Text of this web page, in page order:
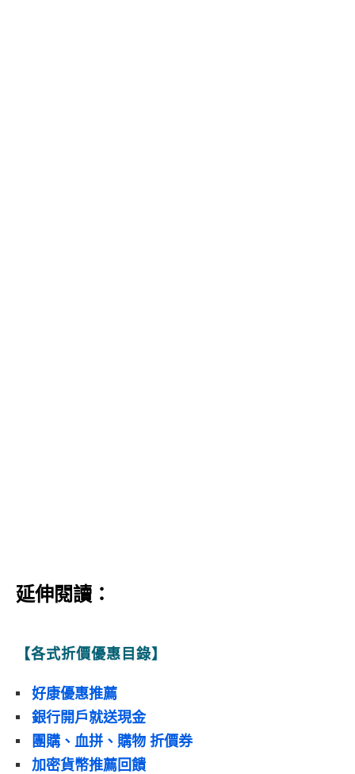
延伸閱讀：
【各式折價優惠目錄】
好康優惠推薦
銀行開戶就送現金
團購、血拼、購物 折價券
加密貨幣推薦回饋